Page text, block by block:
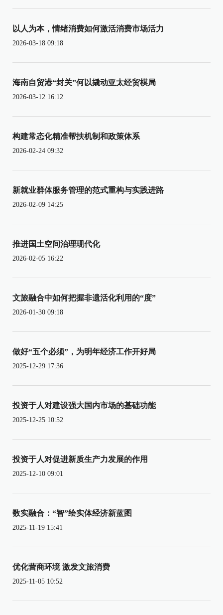
以人为本，情绪消费如何激活消费市场活力
2026-03-18 09:18
海南自贸港“封关”何以撬动亚太经贸棋局
2026-03-12 16:12
构建常态化精准帮扶机制和政策体系
2026-02-24 09:32
新就业群体服务管理的范式重构与实践进路
2026-02-09 14:25
推进国土空间治理现代化
2026-02-05 16:22
文旅融合中如何把握非遗活化利用的“度”
2026-01-30 09:18
做好“五个必须”，为明年经济工作开好局
2025-12-29 17:36
投资于人对建设强大国内市场的基础功能
2025-12-25 10:52
投资于人对促进新质生产力发展的作用
2025-12-10 09:01
数实融合：“智”绘实体经济新蓝图
2025-11-19 15:41
优化营商环境 激发文旅消费
2025-11-05 10:52